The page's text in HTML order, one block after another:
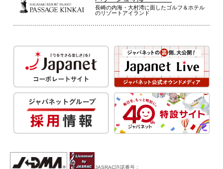
長崎の内海・大村湾に面したゴルフ＆ホテル
のリゾートアイランド
JASRAC許諾番号：